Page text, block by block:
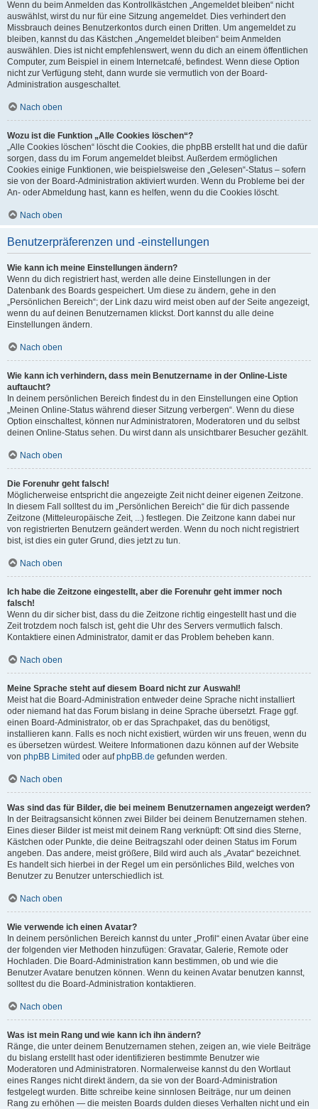
Wenn du beim Anmelden das Kontrollkästchen „Angemeldet bleiben“ nicht
auswählst, wirst du nur für eine Sitzung angemeldet. Dies verhindert den
Missbrauch deines Benutzerkontos durch einen Dritten. Um angemeldet zu
bleiben, kannst du das Kästchen „Angemeldet bleiben“ beim Anmelden
auswählen. Dies ist nicht empfehlenswert, wenn du dich an einem öffentlichen
Computer, zum Beispiel in einem Internetcafé, befindest. Wenn diese Option
nicht zur Verfügung steht, dann wurde sie vermutlich von der Board-
Administration ausgeschaltet.
Nach oben
Wozu ist die Funktion „Alle Cookies löschen“?
„Alle Cookies löschen“ löscht die Cookies, die phpBB erstellt hat und die dafür
sorgen, dass du im Forum angemeldet bleibst. Außerdem ermöglichen
Cookies einige Funktionen, wie beispielsweise den „Gelesen“-Status – sofern
sie von der Board-Administration aktiviert wurden. Wenn du Probleme bei der
An- oder Abmeldung hast, kann es helfen, wenn du die Cookies löscht.
Nach oben
Benutzerpräferenzen und -einstellungen
Wie kann ich meine Einstellungen ändern?
Wenn du dich registriert hast, werden alle deine Einstellungen in der
Datenbank des Boards gespeichert. Um diese zu ändern, gehe in den
„Persönlichen Bereich“; der Link dazu wird meist oben auf der Seite angezeigt,
wenn du auf deinen Benutzernamen klickst. Dort kannst du alle deine
Einstellungen ändern.
Nach oben
Wie kann ich verhindern, dass mein Benutzername in der Online-Liste
auftaucht?
In deinem persönlichen Bereich findest du in den Einstellungen eine Option
„Meinen Online-Status während dieser Sitzung verbergen“. Wenn du diese
Option einschaltest, können nur Administratoren, Moderatoren und du selbst
deinen Online-Status sehen. Du wirst dann als unsichtbarer Besucher gezählt.
Nach oben
Die Forenuhr geht falsch!
Möglicherweise entspricht die angezeigte Zeit nicht deiner eigenen Zeitzone.
In diesem Fall solltest du im „Persönlichen Bereich“ die für dich passende
Zeitzone (Mitteleuropäische Zeit, ...) festlegen. Die Zeitzone kann dabei nur
von registrierten Benutzern geändert werden. Wenn du noch nicht registriert
bist, ist dies ein guter Grund, dies jetzt zu tun.
Nach oben
Ich habe die Zeitzone eingestellt, aber die Forenuhr geht immer noch
falsch!
Wenn du dir sicher bist, dass du die Zeitzone richtig eingestellt hast und die
Zeit trotzdem noch falsch ist, geht die Uhr des Servers vermutlich falsch.
Kontaktiere einen Administrator, damit er das Problem beheben kann.
Nach oben
Meine Sprache steht auf diesem Board nicht zur Auswahl!
Meist hat die Board-Administration entweder deine Sprache nicht installiert
oder niemand hat das Forum bislang in deine Sprache übersetzt. Frage ggf.
einen Board-Administrator, ob er das Sprachpaket, das du benötigst,
installieren kann. Falls es noch nicht existiert, würden wir uns freuen, wenn du
es übersetzen würdest. Weitere Informationen dazu können auf der Website
von phpBB Limited oder aufphpBB.de gefunden werden.
Nach oben
Was sind das für Bilder, die bei meinem Benutzernamen angezeigt werden?
In der Beitragsansicht können zwei Bilder bei deinem Benutzernamen stehen.
Eines dieser Bilder ist meist mit deinem Rang verknüpft: Oft sind dies Sterne,
Kästchen oder Punkte, die deine Beitragszahl oder deinen Status im Forum
angeben. Das andere, meist größere, Bild wird auch als „Avatar“ bezeichnet.
Es handelt sich hierbei in der Regel um ein persönliches Bild, welches von
Benutzer zu Benutzer unterschiedlich ist.
Nach oben
Wie verwende ich einen Avatar?
In deinem persönlichen Bereich kannst du unter „Profil“ einen Avatar über eine
der folgenden vier Methoden hinzufügen: Gravatar, Galerie, Remote oder
Hochladen. Die Board-Administration kann bestimmen, ob und wie die
Benutzer Avatare benutzen können. Wenn du keinen Avatar benutzen kannst,
solltest du die Board-Administration kontaktieren.
Nach oben
Was ist mein Rang und wie kann ich ihn ändern?
Ränge, die unter deinem Benutzernamen stehen, zeigen an, wie viele Beiträge
du bislang erstellt hast oder identifizieren bestimmte Benutzer wie
Moderatoren und Administratoren. Normalerweise kannst du den Wortlaut
eines Ranges nicht direkt ändern, da sie von der Board-Administration
festgelegt wurden. Bitte schreibe keine sinnlosen Beiträge, nur um deinen
Rang zu erhöhen — die meisten Boards dulden dieses Verhalten nicht und ein